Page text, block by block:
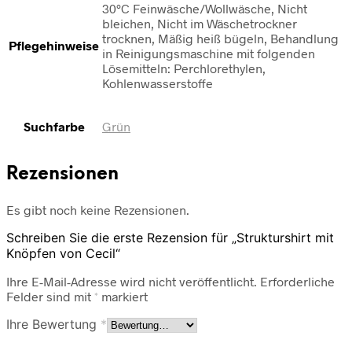
Pflegehinweise
30°C Feinwäsche/Wollwäsche, Nicht
bleichen, Nicht im Wäschetrockner
trocknen, Mäßig heiß bügeln, Behandlung
in Reinigungsmaschine mit folgenden
Lösemitteln: Perchlorethylen,
Kohlenwasserstoffe
Suchfarbe Grün
Rezensionen
Es gibt noch keine Rezensionen.
Schreiben Sie die erste Rezension für „Strukturshirt mit
Knöpfen von Cecil“
Ihre E-Mail-Adresse wird nicht veröffentlicht. Erforderliche
Felder sind mit * markiert
Ihre Bewertung *